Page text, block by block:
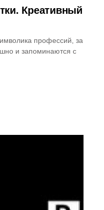
Креативный
профессий, за
и запоминаются с